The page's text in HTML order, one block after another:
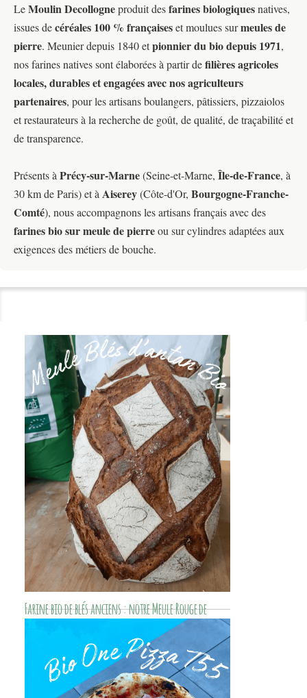
LeMoulin Decollogneproduit desfarines biologiquesnatives,
issues decéréales 100 % françaiseset moulues surmeules de
pierre. Meunier depuis 1840 etpionnier du bio depuis 1971,
nos farines natives sont élaborées à partir defilières agricoles
locales, durables et engagées avec nos agriculteurs
partenaires, pour les artisans boulangers, pâtissiers, pizzaiolos
et restaurateurs à la recherche de goût, de qualité, de traçabilité et
de transparence.
Présents à Précy-sur-Marne(Seine-et-Marne, Île-de-France, à
30 km de Paris) et à Aiserey(Côte-d'Or, Bourgogne-Franche-
Comté), nous accompagnons les artisans français avec des
farines bio sur meule de pierreou sur cylindres adaptées aux
exigences des métiers de bouche.
Farine bio de blés anciens : notre Meule Rouge de
Farine bio de blés anciens moulue sur meule
de pierre. Découvrez un moulin bio en Île-de-
France pour des pains riches en goût proche
de Paris.